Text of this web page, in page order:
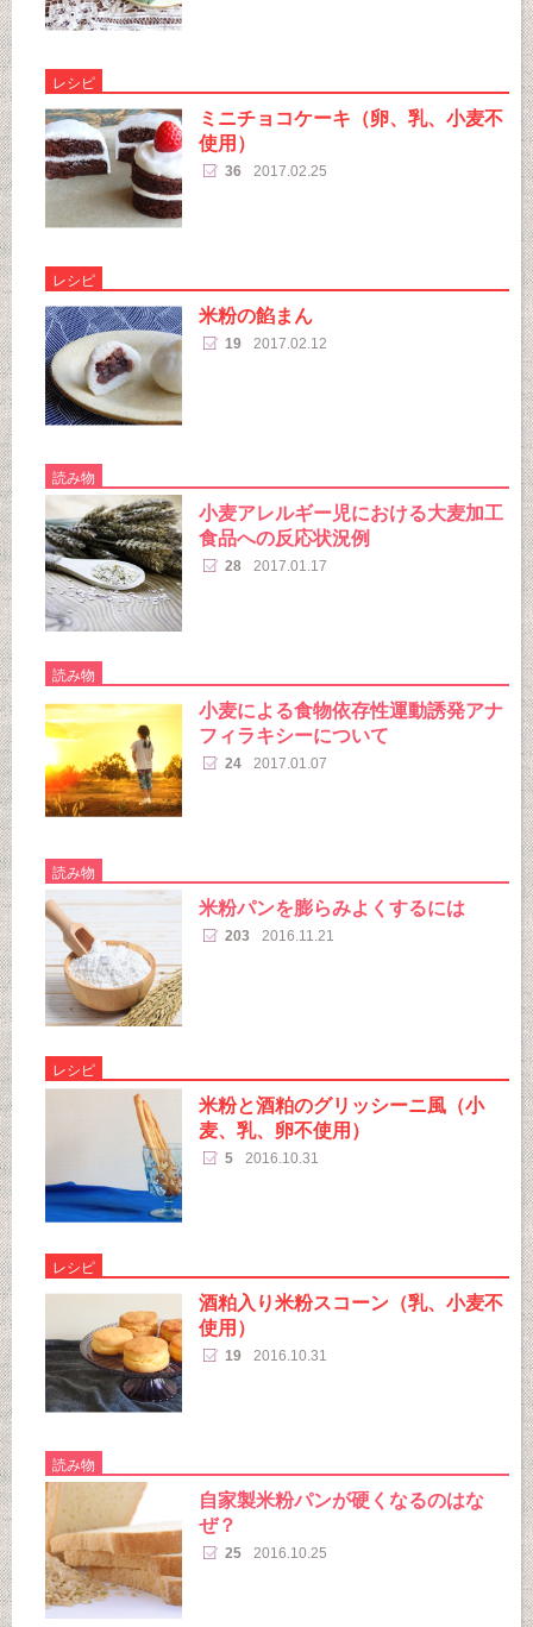
レシピ
ミニチョコケーキ（卵、乳、小麦不
使用）
36 2017.02.25
レシピ
米粉の餡まん
19 2017.02.12
読み物
小麦アレルギー児における大麦加工
食品への反応状況例
28 2017.01.17
読み物
小麦による食物依存性運動誘発アナ
フィラキシーについて
24 2017.01.07
読み物
米粉パンを膨らみよくするには
203 2016.11.21
レシピ
米粉と酒粕のグリッシーニ風（小
麦、乳、卵不使用）
5 2016.10.31
レシピ
酒粕入り米粉スコーン（乳、小麦不
使用）
19 2016.10.31
読み物
自家製米粉パンが硬くなるのはな
ぜ？
25 2016.10.25